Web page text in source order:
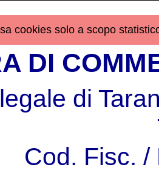
DI
di
Cod. Fisc. /
cookies solo a scopo